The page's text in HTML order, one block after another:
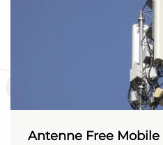
Antenne Free Mobile